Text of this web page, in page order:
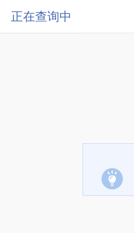
正在查询中